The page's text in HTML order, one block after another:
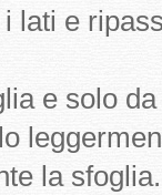
lati e
e solo
la